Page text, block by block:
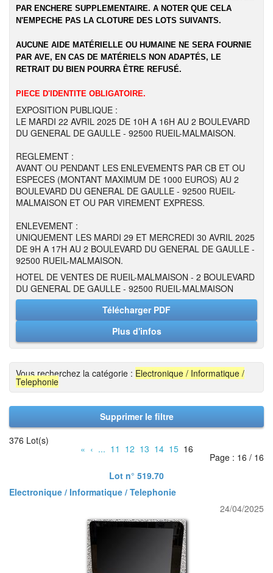
PAR ENCHERE SUPPLEMENTAIRE. A NOTER QUE CELA
N'EMPECHE PAS LA CLOTURE DES LOTS SUIVANTS.
AUCUNE AIDE MATÉRIELLE OU HUMAINE NE SERA FOURNIE
PAR AVE, EN CAS DE MATÉRIELS NON ADAPTÉS, LE
RETRAIT DU BIEN POURRA ÊTRE REFUSÉ.
PIECE D'IDENTITE OBLIGATOIRE.
EXPOSITION PUBLIQUE :
LE MARDI 22 AVRIL 2025 DE 10H A 16H AU 2 BOULEVARD
DU GENERAL DE GAULLE - 92500 RUEIL-MALMAISON.
REGLEMENT :
AVANT OU PENDANT LES ENLEVEMENTS PAR CB ET OU
ESPECES (MONTANT MAXIMUM DE 1000 EUROS) AU 2
BOULEVARD DU GENERAL DE GAULLE - 92500 RUEIL-
MALMAISON ET OU PAR VIREMENT EXPRESS.
ENLEVEMENT :
UNIQUEMENT LES MARDI 29 ET MERCREDI 30 AVRIL 2025
DE 9H A 17H AU 2 BOULEVARD DU GENERAL DE GAULLE -
92500 RUEIL-MALMAISON.
HOTEL DE VENTES DE RUEIL-MALMAISON - 2 BOULEVARD
DU GENERAL DE GAULLE - 92500 RUEIL-MALMAISON
Télécharger PDF
Plus d'infos
Vous recherchez la catégorie : Electronique / Informatique /
Telephonie
Supprimer le filtre
376 Lot(s)
« ‹ ... 11 12 13 14 1516
Page : 16 / 16
Lot n° 519.70
Electronique / Informatique / Telephonie
24/04/2025